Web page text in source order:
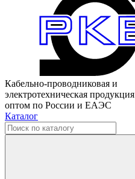
Кабельно-проводниковая и
электротехническая продукция
оптом по России и ЕАЭС
Каталог